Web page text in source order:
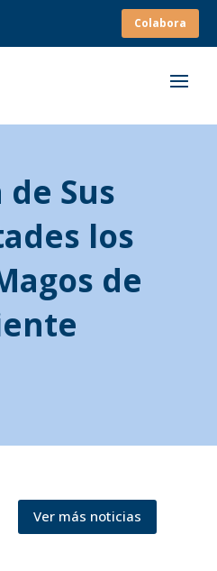
Colabora
Sus
los
de
Ver más noticias